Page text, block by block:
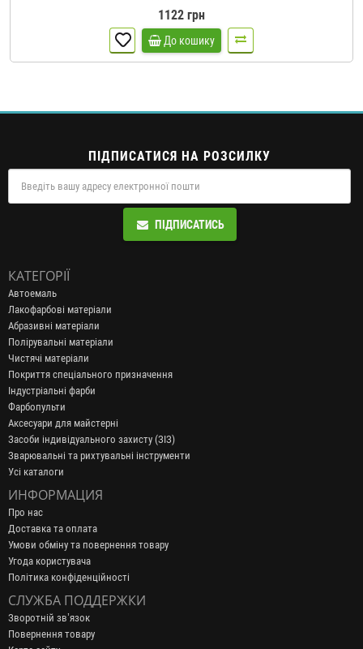
1122 грн
До кошику
ПІДПИСАТИСЯ НА РОЗСИЛКУ
ПІДПИСАТИСЬ
КАТЕГОРІЇ
Автоемаль
Лакофарбові матеріали
Абразивні матеріали
Полірувальні матеріали
Чистячі матеріали
Покриття спеціального призначення
Індустріальні фарби
Фарбопульти
Аксесуари для майстерні
Засоби індивідуального захисту (ЗІЗ)
Зварювальні та рихтувальні інструменти
Усі каталоги
ИНФОРМАЦИЯ
Про нас
Доставка та оплата
Умови обміну та повернення товару
Угода користувача
Політика конфіденційності
СЛУЖБА ПОДДЕРЖКИ
Зворотній зв’язок
Повернення товару